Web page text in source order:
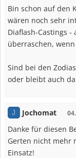
Bin schon auf den
wären noch sehr
Diaflash-Castings
überraschen,
Sind bei den
oder bleibt auch
J Jochomat
Danke für diesen
Gerten nicht mehr
Einsatz!